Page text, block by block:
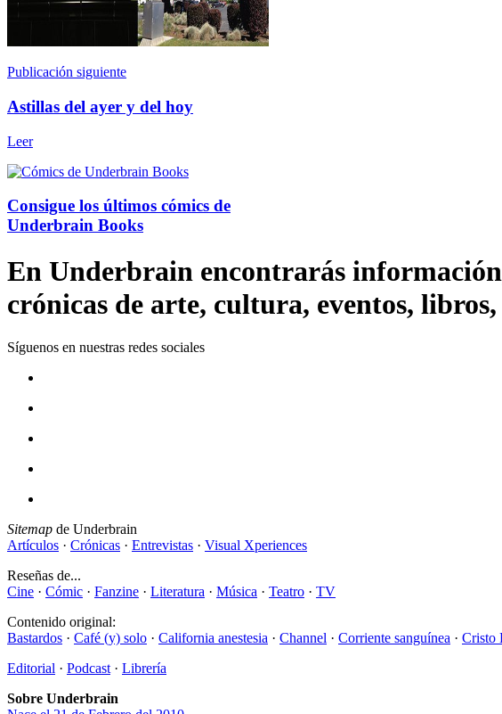
Publicación siguiente
Astillas del ayer y del hoy
Leer
Consigue los últimos cómics de
Underbrain Books
En Underbrain encontrarás
crónicas de arte, cultura, eventos,
Síguenos en nuestras redes sociales
Sitemap de Underbrain
Artículos · Crónicas · Entrevistas · Visual Xperiences
Reseñas de...
Cine · Cómic · Fanzine · Literatura · Música · Teatro · TV
Contenido original:
Bastardos · Café (y) solo · California anestesia · Channel · Corriente sanguínea · Cristo
Editorial · Podcast · Librería
Sobre Underbrain